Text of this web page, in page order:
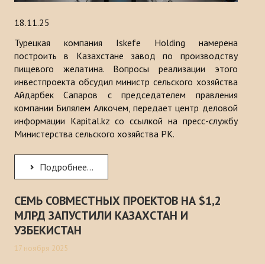
18.11.25
Турецкая компания Iskefe Holding намерена
построить в Казахстане завод по производству
пищевого желатина. Вопросы реализации этого
инвестпроекта обсудил министр сельского хозяйства
Айдарбек Сапаров с председателем правления
компании Билялем Алкочем, передает центр деловой
информации Kapital.kz со ссылкой на пресс-службу
Министерства сельского хозяйства РК.
Подробнее...
СЕМЬ СОВМЕСТНЫХ ПРОЕКТОВ НА $1,2
МЛРД ЗАПУСТИЛИ КАЗАХСТАН И
УЗБЕКИСТАН
17 ноября 2025